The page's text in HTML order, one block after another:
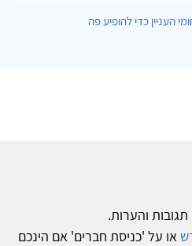
העניין כדי להופיע פה
והערות.
או על 'כניסת חברים' אם הינכם